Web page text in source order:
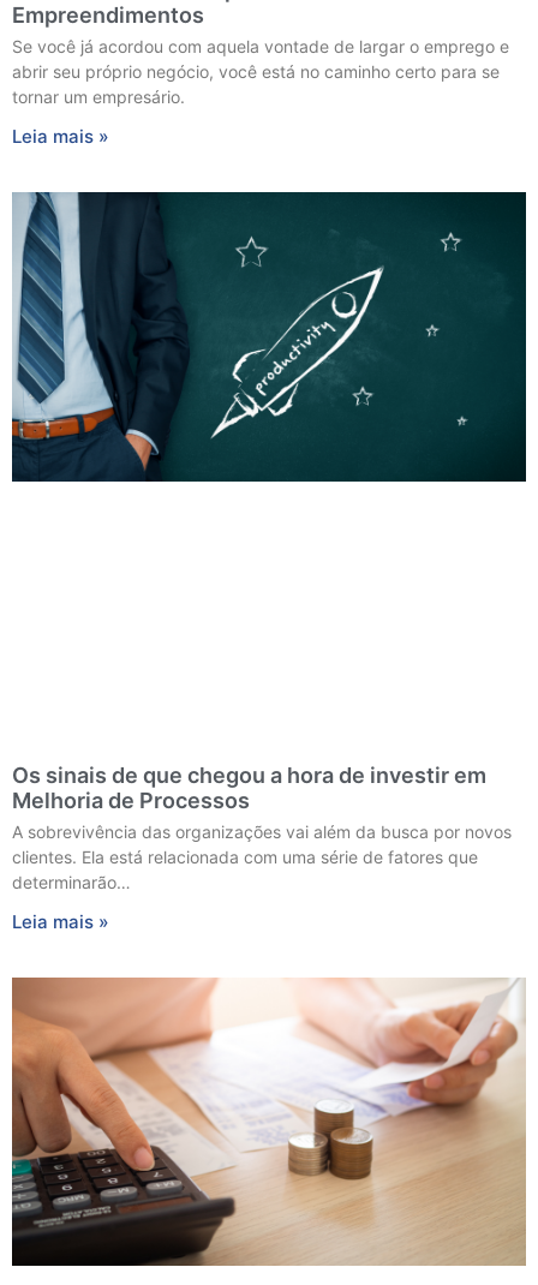
Empreendimentos
Se você já acordou com aquela vontade de largar o emprego e
abrir seu próprio negócio, você está no caminho certo para se
tornar um empresário.
Leia mais »
Os sinais de que chegou a hora de investir em
Melhoria de Processos
A sobrevivência das organizações vai além da busca por novos
clientes. Ela está relacionada com uma série de fatores que
determinarão…
Leia mais »